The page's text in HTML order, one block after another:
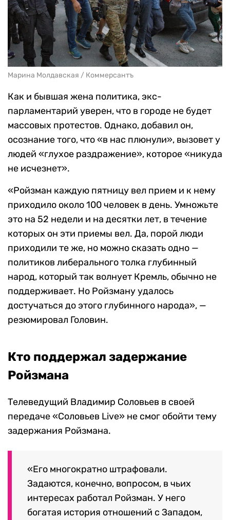
Марина Молдавская / Коммерсантъ
Как и бывшая жена политика, экс-
парламентарий уверен, что в городе не будет
массовых протестов. Однако, добавил он,
осознание того, что «в нас плюнули», вызовет у
людей «глухое раздражение», которое «никуда
не исчезнет».
«Ройзман каждую пятницу вел прием и к нему
приходило около 100 человек в день. Умножьте
это на 52 недели и на десятки лет, в течение
которых он эти приемы вел. Да, порой люди
приходили те же, но можно сказать одно —
политиков либерального толка глубинный
народ, который так волнует Кремль, обычно не
поддерживает. Но Ройзману удалось
достучаться до этого глубинного народа», —
резюмировал Головин.
Кто поддержал задержание
Ройзмана
Телеведущий Владимир Соловьев в своей
передаче «Соловьев Live» не смог обойти тему
задержания Ройзмана.
«Его многократно штрафовали.
Задаются, конечно, вопросом, в чьих
интересах работал Ройзман. У него
богатая история отношений с Западом,